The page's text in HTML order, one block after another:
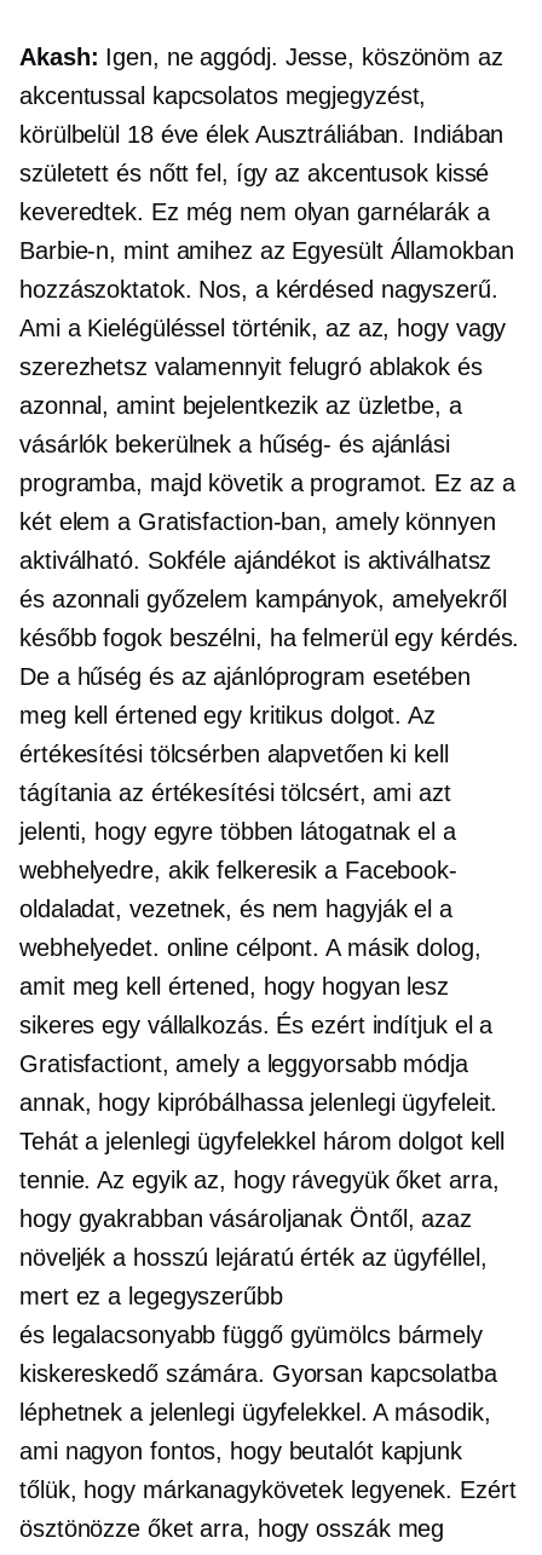
Akash: Igen, ne aggódj. Jesse, köszönöm az
akcentussal kapcsolatos megjegyzést,
körülbelül 18 éve élek Ausztráliában. Indiában
született és nőtt fel, így az akcentusok kissé
keveredtek. Ez még nem olyan garnélarák a
Barbie-n, mint amihez az Egyesült Államokban
hozzászoktatok. Nos, a kérdésed nagyszerű.
Ami a Kielégüléssel történik, az az, hogy vagy
szerezhetsz valamennyit felugró ablakok és
azonnal, amint bejelentkezik az üzletbe, a
vásárlók bekerülnek a hűség- és ajánlási
programba, majd követik a programot. Ez az a
két elem a Gratisfaction-ban, amely könnyen
aktiválható. Sokféle ajándékot is aktiválhatsz
és azonnali győzelem kampányok, amelyekről
később fogok beszélni, ha felmerül egy kérdés.
De a hűség és az ajánlóprogram esetében
meg kell értened egy kritikus dolgot. Az
értékesítési tölcsérben alapvetően ki kell
tágítania az értékesítési tölcsért, ami azt
jelenti, hogy egyre többen látogatnak el a
webhelyedre, akik felkeresik a Facebook-
oldaladat, vezetnek, és nem hagyják el a
webhelyedet. online célpont. A másik dolog,
amit meg kell értened, hogy hogyan lesz
sikeres egy vállalkozás. És ezért indítjuk el a
Gratisfactiont, amely a leggyorsabb módja
annak, hogy kipróbálhassa jelenlegi ügyfeleit.
Tehát a jelenlegi ügyfelekkel három dolgot kell
tennie. Az egyik az, hogy rávegyük őket arra,
hogy gyakrabban vásároljanak Öntől, azaz
növeljék a hosszú lejáratú érték az ügyféllel,
mert ez a legegyszerűbb
és legalacsonyabb függőgyümölcs bármely
kiskereskedő számára. Gyorsan kapcsolatba
léphetnek a jelenlegi ügyfelekkel. A második,
ami nagyon fontos, hogy beutalót kapjunk
tőlük, hogy márkanagykövetek legyenek. Ezért
ösztönözze őket arra, hogy osszák meg